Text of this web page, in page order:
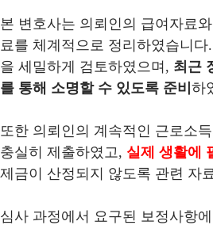
본 변호사는 의뢰인의 급여자료
료를 체계적으로 정리하였습니
을 세밀하게 검토하였으며, 최근
를 통해 소명할 수 있도록 준비 하
또한 의뢰인의 계속적인 근로소
충실히 제출하였고, 실제 생활에
제금이 산정되지 않도록 관련 자
심사 과정에서 요구된 보정사항